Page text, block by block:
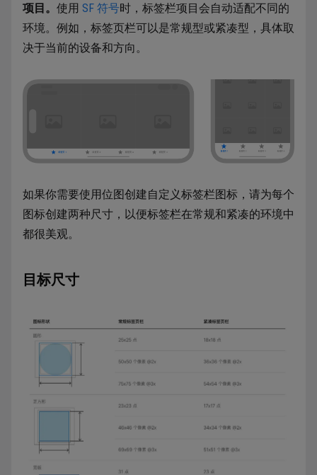
项目。 使用 SF 符号时，标签栏项目会自动适配不同的
环境。例如，标签页栏可以是常规型或紧凑型，具体取
决于当前的设备和方向。
如果你需要使用位图创建自定义标签栏图标，请为每个
图标创建两种尺寸，以便标签栏在常规和紧凑的环境中
都很美观。
目标尺寸